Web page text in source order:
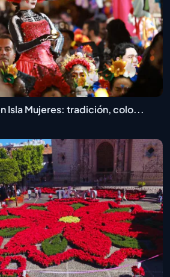
Isla Mujeres: tradición, colo...